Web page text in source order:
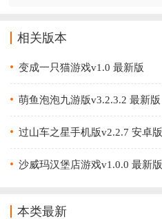
相关版本
变成一只猫游戏v1.0 最新版
萌鱼泡泡九游版v3.2.3.2 最新版
过山车之星手机版v2.2.7 安卓版
沙威玛汉堡店游戏v1.0.0 最新版
本类最新